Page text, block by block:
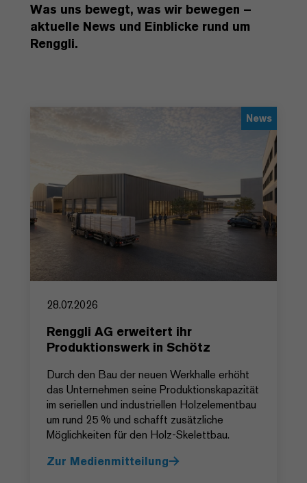
Was uns bewegt, was wir bewegen –
aktuelle News und Einblicke rund um
Renggli.
News
28.07.2026
Renggli AG erweitert ihr
Produktionswerk in Schötz
Durch den Bau der neuen Werkhalle erhöht
das Unternehmen seine Produktionskapazität
im seriellen und industriellen Holzelementbau
um rund 25 % und schafft zusätzliche
Möglichkeiten für den Holz-Skelettbau.
Zur Medienmitteilung